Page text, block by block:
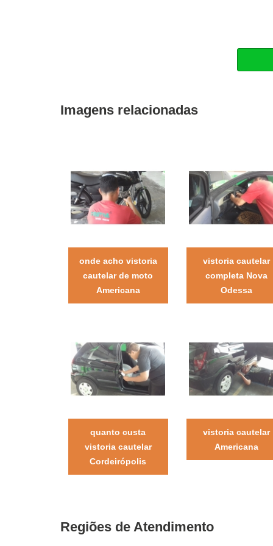
Imagens relacionadas
onde acho vistoria
cautelar de moto
Americana
vistoria cautelar
completa Nova
Odessa
quanto custa
vistoria cautelar
Cordeirópolis
vistoria cautelar
Americana
Regiões de Atendimento